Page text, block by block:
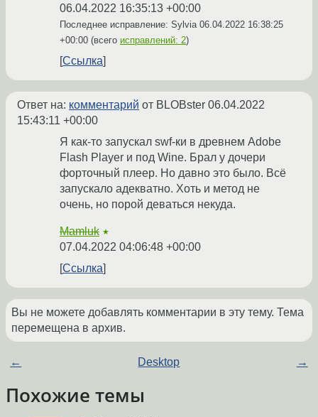
06.04.2022 16:35:13 +00:00
Последнее исправление: Sylvia 06.04.2022 16:38:25
+00:00 (всего исправлений: 2)
Ссылка
Ответ на: комментарий от BLOBster 06.04.2022
15:43:11 +00:00
Я как-то запускал swf-ки в древнем Adobe
Flash Player и под Wine. Брал у дочери
форточный плеер. Но давно это было. Всё
запускало адекватно. Хоть и метод не
очень, но порой деваться некуда.
Mamluk ★
07.04.2022 04:06:48 +00:00
Ссылка
Вы не можете добавлять комментарии в эту тему. Тема
перемещена в архив.
← Desktop →
Похожие темы